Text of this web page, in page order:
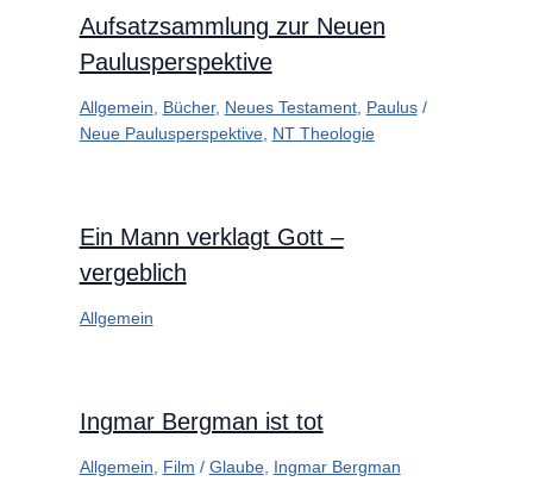
Aufsatzsammlung zur Neuen
Paulusperspektive
Allgemein Bücher, Neues Testament, Paulus/
Neue Paulusperspektive, NT Theologie
Ein Mann verklagt Gott –
vergeblich
Allgemein
Ingmar Bergman ist tot
Allgemein Film / Glaube, Ingmar Bergman